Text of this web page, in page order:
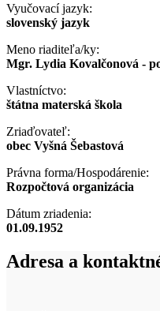
Vyučovací jazyk:
slovenský jazyk
Meno riaditeľa/ky:
Mgr. Lydia Kovalčonová -
Vlastníctvo:
štátna materská škola
Zriaďovateľ:
obec Vyšná Šebastová
Právna forma/Hospodárenie:
Rozpočtová organizácia
Dátum zriadenia:
01.09.1952
Adresa a